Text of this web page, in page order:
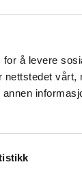
å levere
vårt,